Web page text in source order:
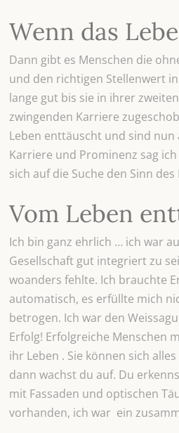
Wenn das
Dann gibt es Menschen die
und den richtigen Stellenwert
lange gut bis sie in ihrer
zwingenden Karriere
Leben enttäuscht und sind nun
Karriere und Prominenz sag
sich auf die Suche den Sinn
Vom Leben
Ich bin ganz ehrlich … ich war
Gesellschaft gut integriert zu
woanders fehlte. Ich brauchte
automatisch, es erfüllte mich
betrogen. Ich war den
Erfolg! Erfolgreiche Menschen
ihr Leben . Sie können sich
dann wachst du auf. Du
mit Fassaden und optischen
vorhanden, ich war ein